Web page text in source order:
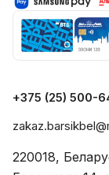
+375 (25) 500-
220018,